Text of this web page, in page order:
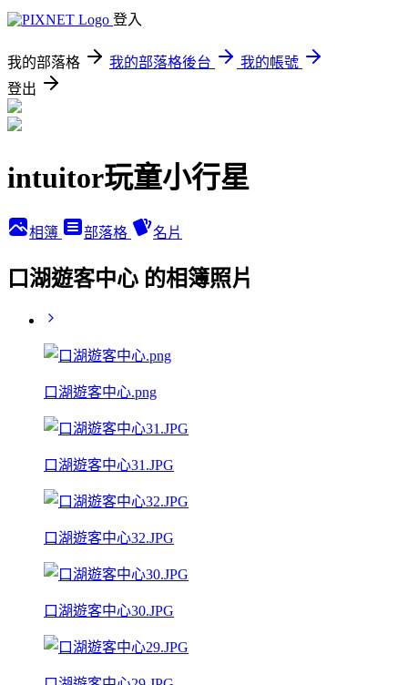
登入
我的部落格 我的部落格後台
我的帳號
登出
intuitor玩童小行星
相簿 部落格 名片
口湖遊客中心 的相簿照片
口湖遊客中心.png
口湖遊客中心31.JPG
口湖遊客中心32.JPG
口湖遊客中心30.JPG